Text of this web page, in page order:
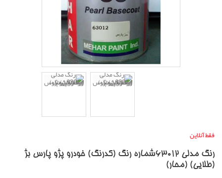
فقط آنلاین
رنگ مدلی 63012شماره رنگ (کدرنگ) خودرو پژو پارس بژ
(طلایی) (محار)